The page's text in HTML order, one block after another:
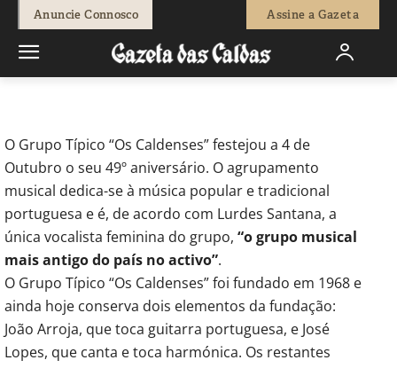
Anuncie Connosco Assine a Gazeta
Natacha Narciso 880 0
O Grupo Típico “Os Caldenses” festejou a 4 de
Outubro o seu 49º aniversário. O agrupamento
musical dedica-se à música popular e tradicional
portuguesa e é, de acordo com Lurdes Santana, a
única vocalista feminina do grupo, “o grupo musical
mais antigo do país no activo”.
O Grupo Típico “Os Caldenses” foi fundado em 1968 e
ainda hoje conserva dois elementos da fundação:
João Arroja, que toca guitarra portuguesa, e José
Lopes, que canta e toca harmónica. Os restantes